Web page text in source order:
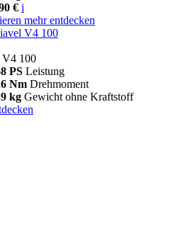
€ i
mehr entdecken
V4 100
100
PS Leistung
Nm Drehmoment
kg Gewicht ohne Kraftstoff